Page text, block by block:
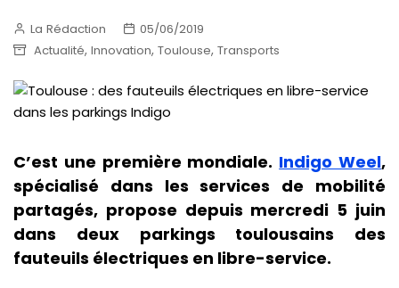
La Rédaction
05/06/2019
Actualité, Innovation, Toulouse, Transports
C’est une première mondiale. Indigo Weel,
spécialisé dans les services de mobilité
partagés, propose depuis mercredi 5 juin
dans deux parkings toulousains des
fauteuils électriques en libre-service.